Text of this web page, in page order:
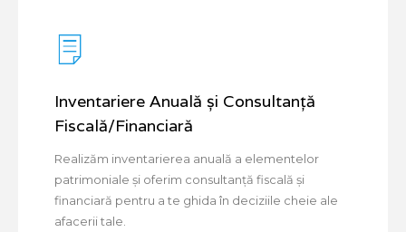
Inventariere Anuală și Consultanță
Fiscală/Financiară
Realizăm inventarierea anuală a elementelor
patrimoniale și oferim consultanță fiscală și
financiară pentru a te ghida în deciziile cheie ale
afacerii tale.